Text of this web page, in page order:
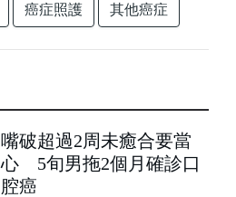
癌症照護 其他癌症
嘴破超過2周未癒合要當
心 5旬男拖2個月確診口
腔癌